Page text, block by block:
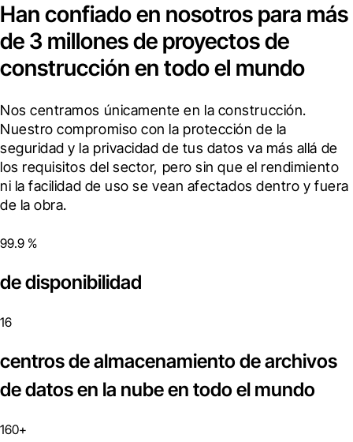
Han confiado en nosotros para más
de 3 millones de proyectos de
construcción en todo el mundo
Nos centramos únicamente en la construcción.
Nuestro compromiso con la protección de la
seguridad y la privacidad de tus datos va más allá de
los requisitos del sector, pero sin que el rendimiento
ni la facilidad de uso se vean afectados dentro y fuera
de la obra.
99.9 %
de disponibilidad
16
centros de almacenamiento de archivos
de datos en la nube en todo el mundo
160+